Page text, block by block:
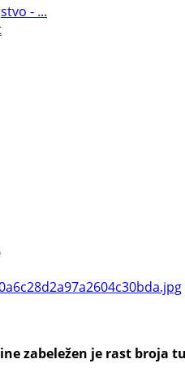
- ...
zabeležen je rast